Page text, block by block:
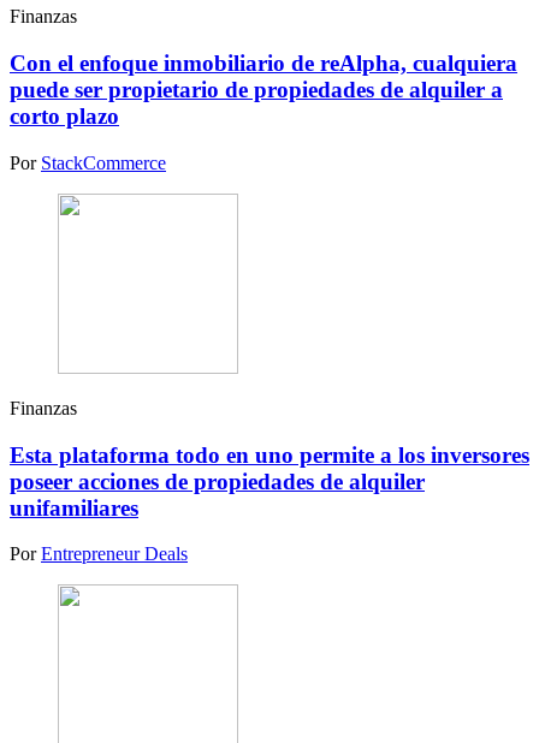
Finanzas
Con el enfoque inmobiliario de reAlpha, cualquiera
puede ser propietario de propiedades de alquiler a
corto plazo
Por StackCommerce
Finanzas
Esta plataforma todo en uno permite a los inversores
poseer acciones de propiedades de alquiler
unifamiliares
PorEntrepreneur Deals